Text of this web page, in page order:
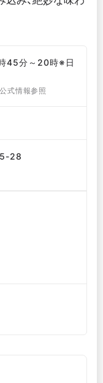
45分～20時※日
式情報参照
5-28